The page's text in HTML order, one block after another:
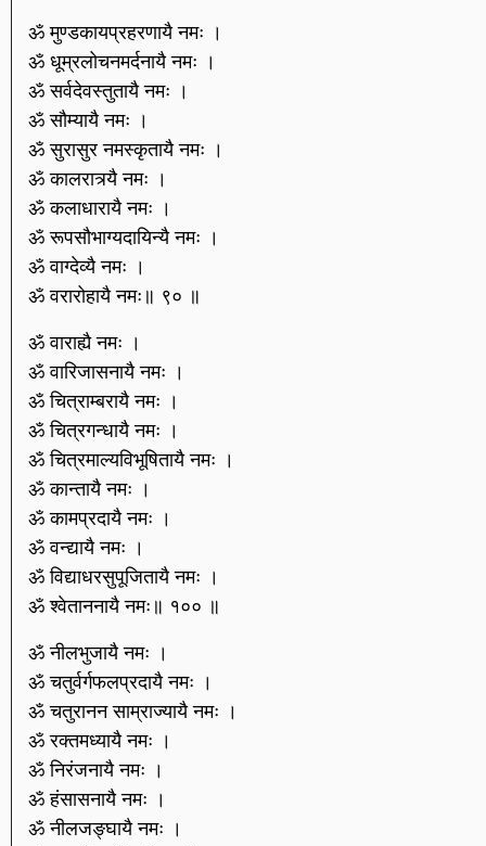
ॐ मुण्डकायप्रहरणायै नमः ।
ॐ धूम्रलोचनमर्दनायै नमः ।
ॐ सर्वदेवस्तुतायै नमः ।
ॐ सौम्यायै नमः ।
ॐ सुरासुर नमस्कृतायै नमः ।
ॐ कालरात्र्यै नमः ।
ॐ कलाधारायै नमः ।
ॐ रूपसौभाग्यदायिन्यै नमः ।
ॐ वाग्देव्यै नमः ।
ॐ वरारोहायै नमः॥ ९० ॥
ॐ वाराह्यै नमः ।
ॐ वारिजासनायै नमः ।
ॐ चित्राम्बरायै नमः ।
ॐ चित्रगन्धायै नमः ।
ॐ चित्रमाल्यविभूषितायै नमः ।
ॐ कान्तायै नमः ।
ॐ कामप्रदायै नमः ।
ॐ वन्द्यायै नमः ।
ॐ विद्याधरसुपूजितायै नमः ।
ॐ श्वेताननायै नमः॥ १०० ॥
ॐ नीलभुजायै नमः ।
ॐ चतुर्वर्गफलप्रदायै नमः ।
ॐ चतुरानन साम्राज्यायै नमः ।
ॐ रक्तमध्यायै नमः ।
ॐ निरंजनायै नमः ।
ॐ हंसासनायै नमः ।
ॐ नीलजङ्घायै नमः ।